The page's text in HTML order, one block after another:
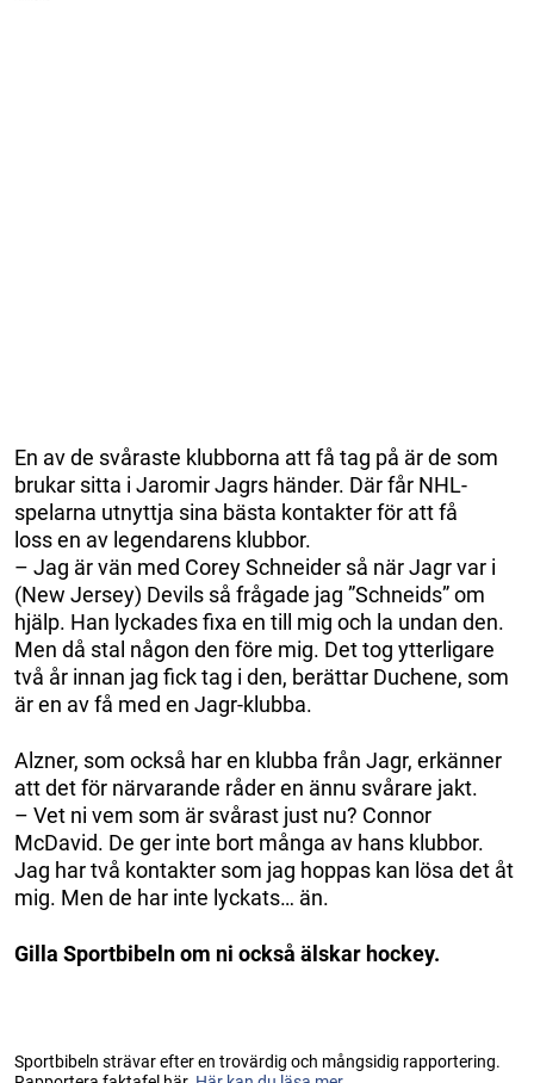
En av de svåraste klubborna att få tag på är de som
brukar sitta i Jaromir Jagrs händer. Där får NHL-
spelarna utnyttja sina bästa kontakter för att få
loss en av legendarens klubbor.
– Jag är vän med Corey Schneider så när Jagr var i
(New Jersey) Devils så frågade jag ”Schneids” om
hjälp. Han lyckades fixa en till mig och la undan den.
Men då stal någon den före mig. Det tog ytterligare
två år innan jag fick tag i den, berättar Duchene, som
är en av få med en Jagr-klubba.
Alzner, som också har en klubba från Jagr, erkänner
att det för närvarande råder en ännu svårare jakt.
– Vet ni vem som är svårast just nu? Connor
McDavid. De ger inte bort många av hans klubbor.
Jag har två kontakter som jag hoppas kan lösa det åt
mig. Men de har inte lyckats… än.
Gilla Sportbibeln om ni också älskar hockey.
Sportbibeln strävar efter en trovärdig och mångsidig rapportering.